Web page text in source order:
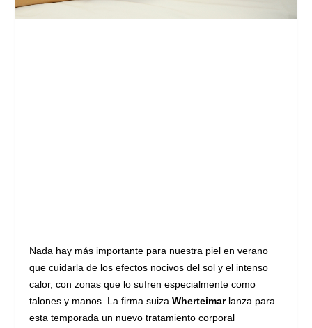
Nada hay más importante para nuestra piel en verano
que cuidarla de los efectos nocivos del sol y el intenso
calor, con zonas que lo sufren especialmente como
talones y manos. La firma suizaWherteimarlanza para
esta temporada un nuevo tratamiento corporal